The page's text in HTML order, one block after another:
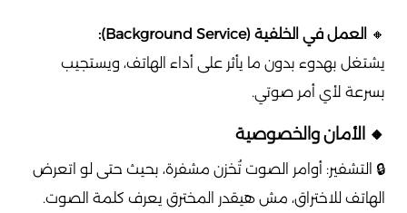
🔸
العمل في الخلفية (Background Service):
يشتغل بهدوء بدون ما يأثر على أداء الهاتف، ويستجيب
بسرعة لأي أمر صوتي.
🔸 الأمان والخصوصية
🔒 التشفير: أوامر الصوت تُخزن مشفرة، بحيث حتى لو اتعرض
الهاتف للاختراق، مش هيقدر المخترق يعرف كلمة الصوت.